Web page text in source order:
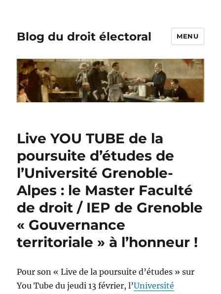
Blog du droit électoral MENU
Live YOU TUBE de la
poursuite d’études de
l’Université Grenoble-
Alpes : le Master Faculté
de droit / IEP de Grenoble
« Gouvernance
territoriale » à l’honneur !
Pour son « Live de la poursuite d’études » sur
You Tube du jeudi 13 février, l’Université